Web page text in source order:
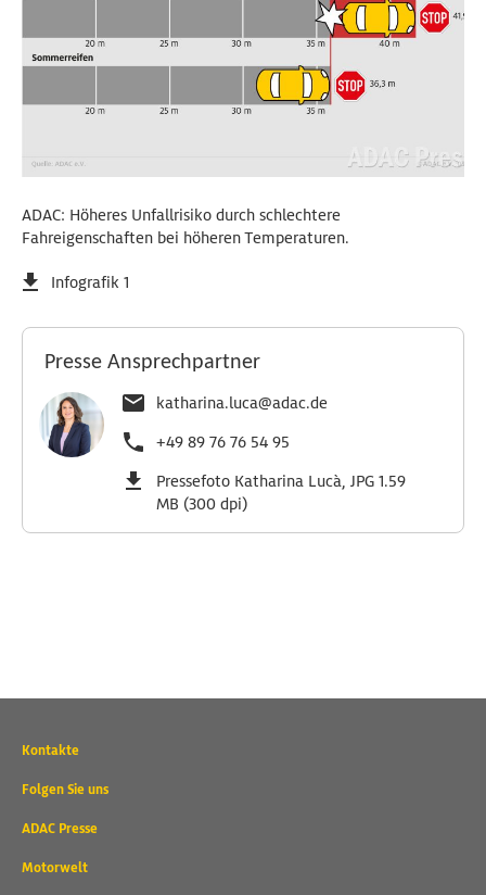
ADAC: Höheres Unfallrisiko durch schlechtere
Fahreigenschaften bei höheren Temperaturen.
Infografik 1
Presse Ansprechpartner
katharina.luca@adac.de
+49 89 76 76 54 95
Pressefoto Katharina Lucà, JPG 1.59
MB (300 dpi)
Wichtige
und
Links
Kontakte
Folgen Sie uns
ADAC Presse
Motorwelt